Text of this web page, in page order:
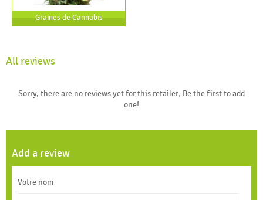
Graines de Cannabis
All reviews
Sorry, there are no reviews yet for this retailer; Be the first to add
one!
Add a review
Votre nom